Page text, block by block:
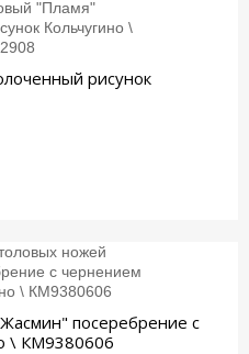
рисунок
посеребрение с
\ КМ9380606